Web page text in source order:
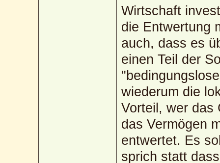
Wirtschaft
die Entwertung
auch, dass es
einen Teil der
wiederum die
Vorteil, wer das
das Vermögen
entwertet. Es
sprich statt